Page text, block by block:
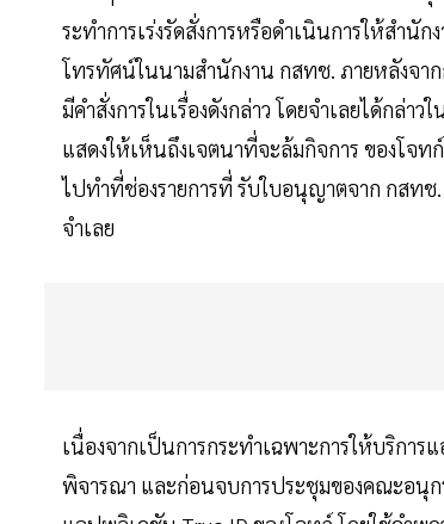
ระทําการเร่งรัดสั่งการหรือดําเนินการให้สํานั
โทรทัศน์ในนามสํานักงาน กสทช. ภายหลังจา
มีคําสั่งการในเรื่องดังกล่าว โดยจําเลยได้กล่
แสดงให้เห็นถึงเจตนาที่จะล้มกิจการ ของโจท
ไปทําที่ช่องรายการที่ รับใบอนุญาตจาก กสทช
จําเลย
เนื่องจากเป็นการกระทําเฉพาะการให้บริกา
พิจารณา และก่อนจบการประชุมของคณะอนุก